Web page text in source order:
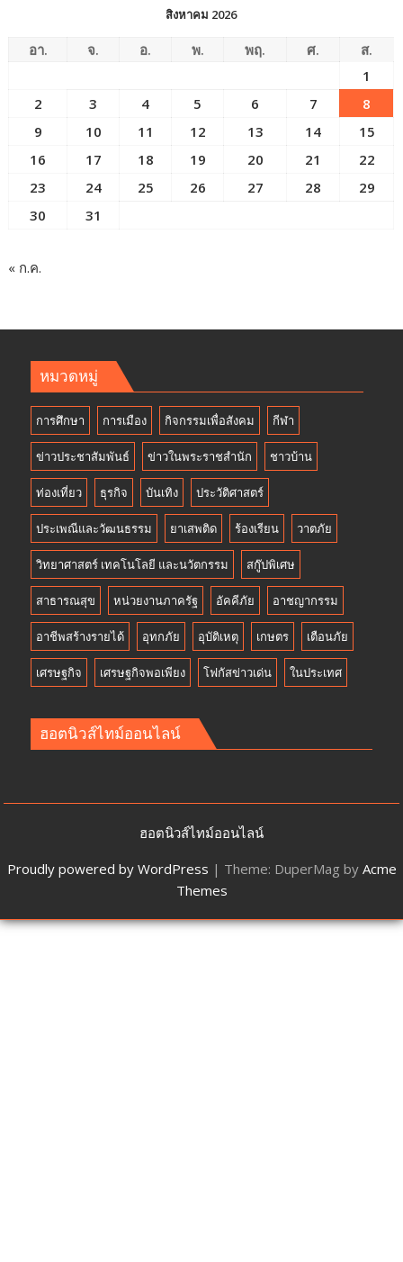
สิงหาคม 2026
อา. จ. อ. พ. พฤ. ศ.
ส.
1
2
3 4 5 6 7
8
9
10 11 12 13 14
15
16
17 18 19 20 21
22
23
24 25 26 27 28
29
30
31
« ก.ค.
หมวดหมู่
การศึกษา การเมือง กิจกรรมเพื่อสังคม กีฬา
ข่าวประชาสัมพันธ์ ข่าวในพระราชสำนัก ชาวบ้าน
ท่องเที่ยว ธุรกิจ บันเทิง ประวัติศาสตร์
ประเพณีและวัฒนธรรม ยาเสพติด ร้องเรียน วาตภัย
วิทยาศาสตร์ เทคโนโลยี และนวัตกรรม สกู๊ปพิเศษ
สาธารณสุข หน่วยงานภาครัฐ อัคคีภัย อาชญากรรม
อาชีพสร้างรายได้ อุทกภัย อุบัติเหตุ เกษตร เตือนภัย
เศรษฐกิจ เศรษฐกิจพอเพียง โฟกัสข่าวเด่น ในประเทศ
ฮอตนิวส์ไทม์ออนไลน์
ฮอตนิวส์ไทม์ออนไลน์
Proudly powered by WordPress | Theme: DuperMag by Acme
Themes